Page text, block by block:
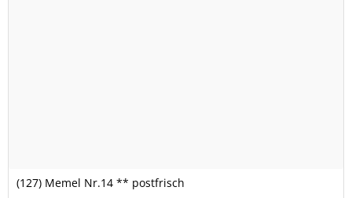
(127) Memel Nr.14 ** postfrisch